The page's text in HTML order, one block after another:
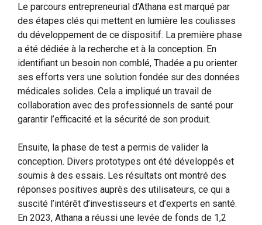
Le parcours entrepreneurial d’Athana est marqué par
des étapes clés qui mettent en lumière les coulisses
du développement de ce dispositif. La première phase
a été dédiée à la recherche et à la conception. En
identifiant un besoin non comblé, Thadée a pu orienter
ses efforts vers une solution fondée sur des données
médicales solides. Cela a impliqué un travail de
collaboration avec des professionnels de santé pour
garantir l’efficacité et la sécurité de son produit.
Ensuite, la phase de test a permis de valider la
conception. Divers prototypes ont été développés et
soumis à des essais. Les résultats ont montré des
réponses positives auprès des utilisateurs, ce qui a
suscité l’intérêt d’investisseurs et d’experts en santé.
En 2023, Athana a réussi une levée de fonds de 1,2